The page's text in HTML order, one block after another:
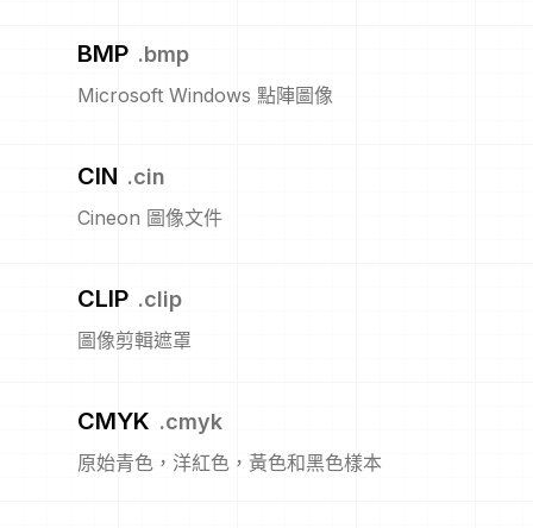
BMP .bmp
Microsoft Windows 點陣圖像
CIN .cin
Cineon 圖像文件
CLIP .clip
圖像剪輯遮罩
CMYK .cmyk
原始青色，洋紅色，黃色和黑色樣本